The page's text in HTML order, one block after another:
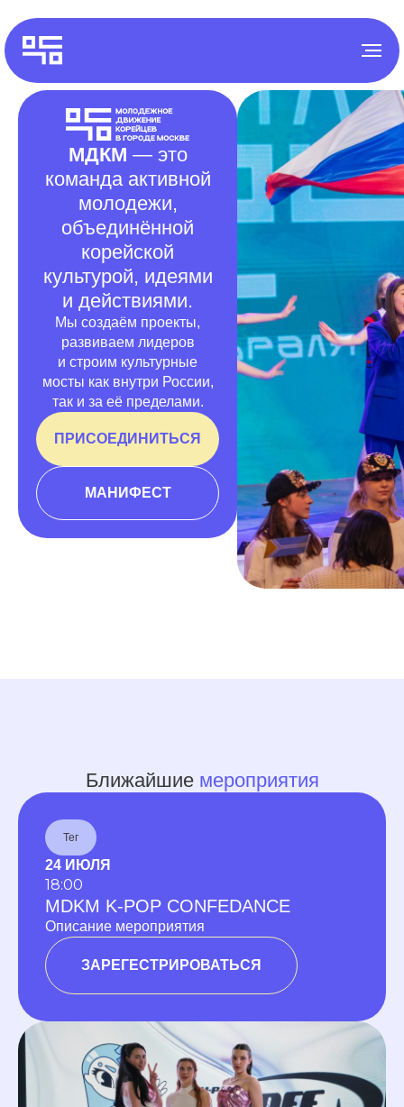
МДКМ — это
команда активной
молодежи,
объединённой
корейской
культурой, идеями
и действиями.
Мы создаём проекты,
развиваем лидеров
и строим культурные
мосты как внутри России,
так и за её пределами.
ПРИСОЕДИНИТЬСЯ
МАНИФЕСТ
250+
Ближайшие мероприятия
Тег
24 ИЮЛЯ
18:00
MDKM K-POP CONFEDANCE
Описание мероприятия
ЗАРЕГЕСТРИРОВАТЬСЯ